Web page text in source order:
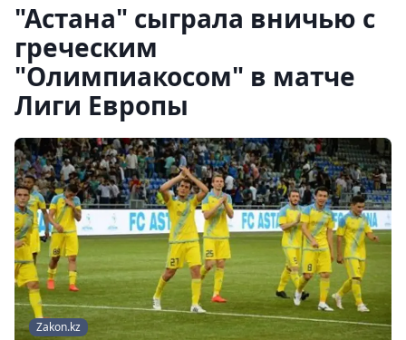
"Астана" сыграла вничью с
греческим
"Олимпиакосом" в матче
Лиги Европы
Zakon.kz